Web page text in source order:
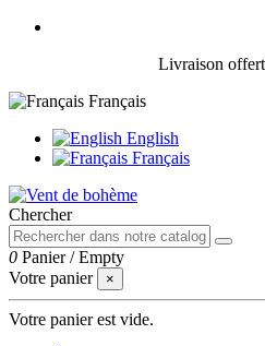
Livraison
Français
English
Français
Chercher
0 Panier/Empty
Votre panier
×
Votre panier est vide.